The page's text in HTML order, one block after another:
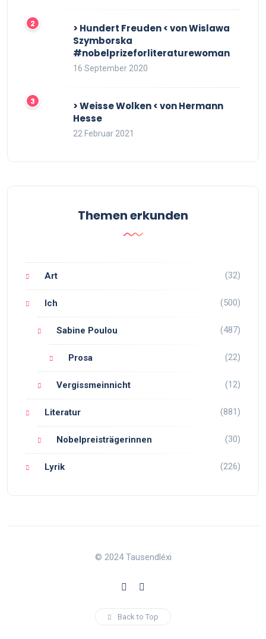
> Hundert Freuden < von Wislawa
Szymborska
#nobelprizeforliteraturewoman
16 September 2020
> Weisse Wolken < von Hermann
Hesse
22 Februar 2021
Themen erkunden
Art (32)
Ich (500)
Sabine Poulou (487)
Prosa (22)
Vergissmeinnicht (12)
Literatur (881)
Nobelpreisträgerinnen (30)
Lyrik (226)
© 2024 Tausendléxi
Back to Top